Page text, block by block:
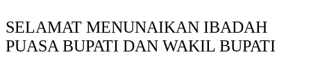
SELAMAT MENUNAIKAN IBADAH
PUASA BUPATI DAN WAKIL BUPATI